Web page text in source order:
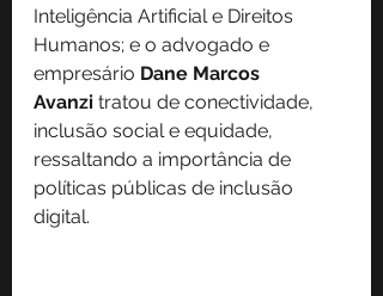
Inteligência Artificial e Direitos
Humanos; e o advogado e
empresário Dane Marcos
Avanzi tratou de conectividade,
inclusão social e equidade,
ressaltando a importância de
políticas públicas de inclusão
digital.